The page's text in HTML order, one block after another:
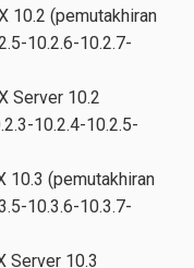
10.2 (pemutakhiran
10.2.6-10.2.7-
Server 10.2
10.2.4-10.2.5-
10.3 (pemutakhiran
10.3.6-10.3.7-
Server 10.3